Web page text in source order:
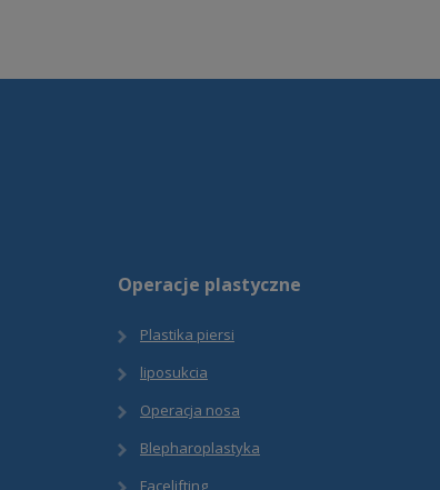
Operacje plastyczne
Plastika piersi
liposukcia
Operacja nosa
Blepharoplastyka
Facelifting